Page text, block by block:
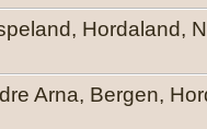
Hordaland,
Arna, Bergen,